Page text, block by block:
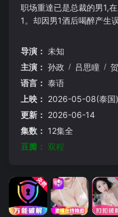
职场重達已是总裁的男1,
1。却因男1酒后喝醉产生
放下伤害,重新携手共度未来
导演： 未知
主演： 孙政 / 吕思瞳 /
语言： 泰语
上映： 2026-05-08(泰国)
更新： 2026-06-14
集数： 12集全
豆瓣： 双程